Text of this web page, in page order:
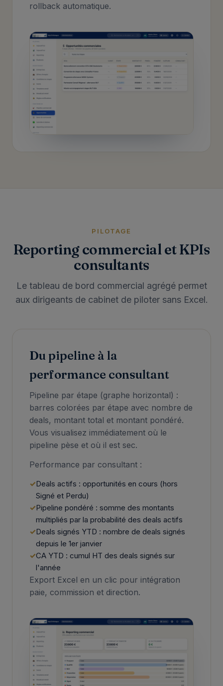
rollback automatique.
PILOTAGE
Reporting commercial et KPIs
consultants
Le tableau de bord commercial agrégé permet
aux dirigeants de cabinet de piloter sans Excel.
Du pipeline à la
performance consultant
Pipeline par étape (graphe horizontal) :
barres colorées par étape avec nombre de
deals, montant total et montant pondéré.
Vous visualisez immédiatement où le
pipeline pèse et où il est sec.
Performance par consultant :
Deals actifs : opportunités en cours (hors
Signé et Perdu)
Pipeline pondéré : somme des montants
multipliés par la probabilité des deals actifs
Deals signés YTD : nombre de deals signés
depuis le 1er janvier
CA YTD : cumul HT des deals signés sur
l'année
Export Excel en un clic pour intégration
paie, commission et direction.